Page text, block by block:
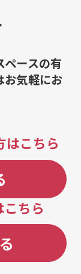
ースの有
お気軽にお
はこちら
ちら